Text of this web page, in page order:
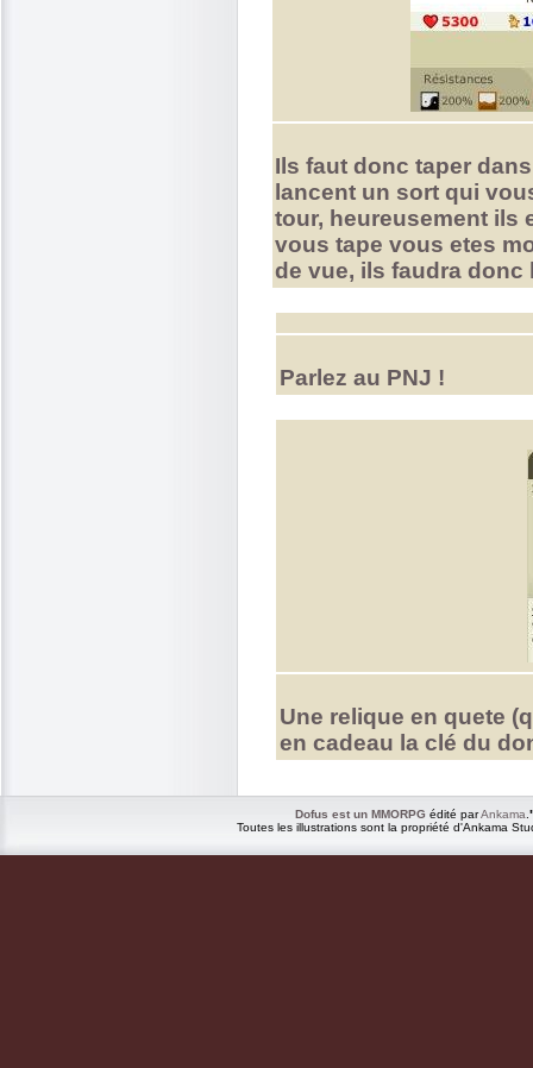
Ils faut donc taper
lancent un sort qui
tour, heureusement ils
vous tape vous etes
de vue, ils faudra donc
Parlez au PNJ !
Une relique en quete
en cadeau la clé du
Dofus est un MMORPG édité parAnkama .
Toutes les illustrations sont la propriété d'Ankama